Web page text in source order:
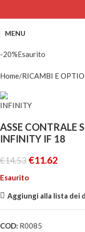
MENU
-20%Esaurito
Home RICAMBI E
ASSE CONTRALE
INFINITY IF 18
€14.53 €11.62
Esaurito
Aggiungi alla lista dei
COD: R0085